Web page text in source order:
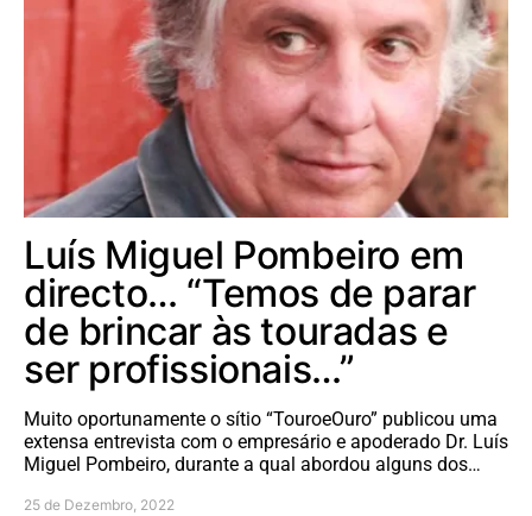
Luís Miguel Pombeiro em
directo… “Temos de parar
de brincar às touradas e
ser profissionais…”
Muito oportunamente o sítio “TouroeOuro” publicou uma
extensa entrevista com o empresário e apoderado Dr. Luís
Miguel Pombeiro, durante a qual abordou alguns dos…
25 de Dezembro, 2022